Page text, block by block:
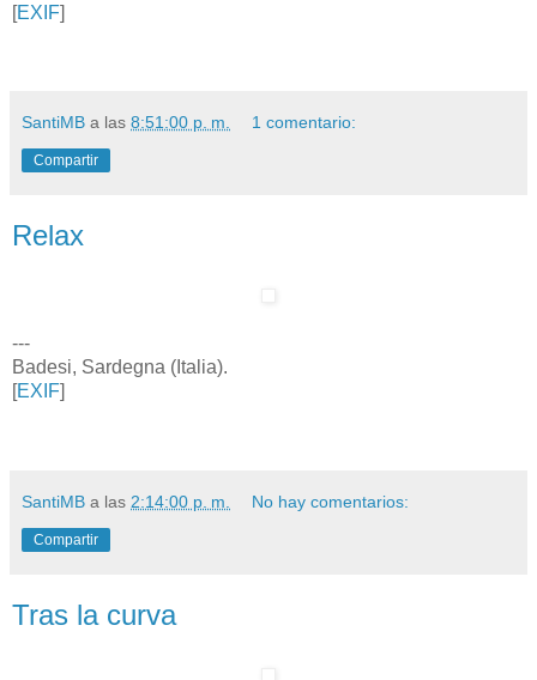
[EXIF]
SantiMB a las 8:51:00 p. m. 1 comentario:
Compartir
Relax
---
Badesi, Sardegna (Italia).
[EXIF]
SantiMB a las 2:14:00 p. m. No hay comentarios:
Compartir
Tras la curva